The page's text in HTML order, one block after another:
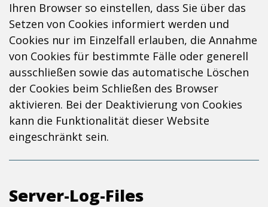
Ihren Browser so einstellen, dass Sie über das
Setzen von Cookies informiert werden und
Cookies nur im Einzelfall erlauben, die Annahme
von Cookies für bestimmte Fälle oder generell
ausschließen sowie das automatische Löschen
der Cookies beim Schließen des Browser
aktivieren. Bei der Deaktivierung von Cookies
kann die Funktionalität dieser Website
eingeschränkt sein.
Server-Log-Files